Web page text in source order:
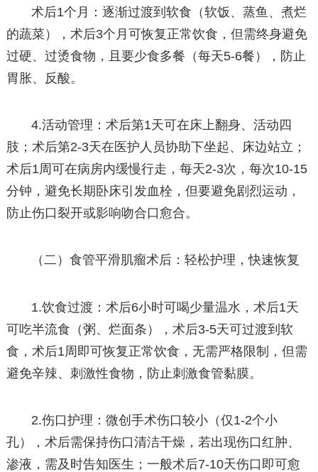
术后1个月：逐渐过渡到软食（软饭、蒸鱼、煮烂
的蔬菜），术后3个月可恢复正常饮食，但需终身避免
过硬、过烫食物，且要少食多餐（每天5-6餐），防止
胃胀、反酸。
4.活动管理：术后第1天可在床上翻身、活动四
肢；术后第2-3天在医护人员协助下坐起、床边站立；
术后1周可在病房内缓慢行走，每天2-3次，每次10-15
分钟，避免长期卧床引发血栓，但要避免剧烈运动，
防止伤口裂开或影响吻合口愈合。
（二）食管平滑肌瘤术后：轻松护理，快速恢复
1.饮食过渡：术后6小时可喝少量温水，术后1天
可吃半流食（粥、烂面条），术后3-5天可过渡到软
食，术后1周即可恢复正常饮食，无需严格限制，但需
避免辛辣、刺激性食物，防止刺激食管黏膜。
2.伤口护理：微创手术伤口较小（仅1-2个小
孔），术后需保持伤口清洁干燥，若出现伤口红肿、
渗液，需及时告知医生；一般术后7-10天伤口即可愈